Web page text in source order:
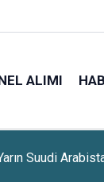
ALIMI
Ve İşçi